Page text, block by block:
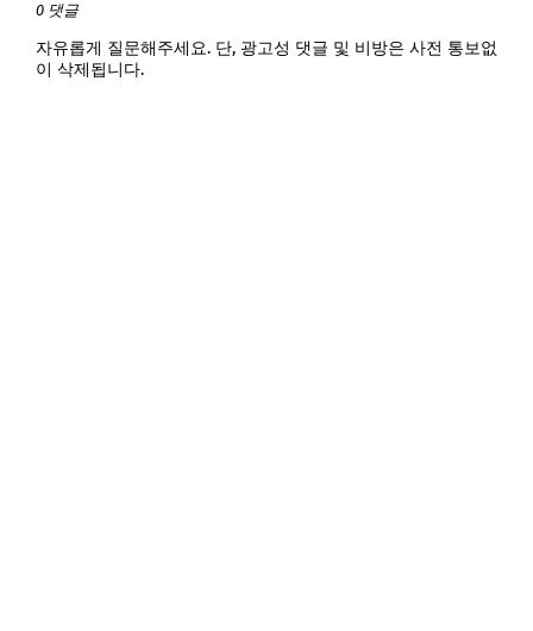
0 댓글
자유롭게 질문해주세요. 단, 광고성 댓글 및 비방은 사전 통보없
이 삭제됩니다.